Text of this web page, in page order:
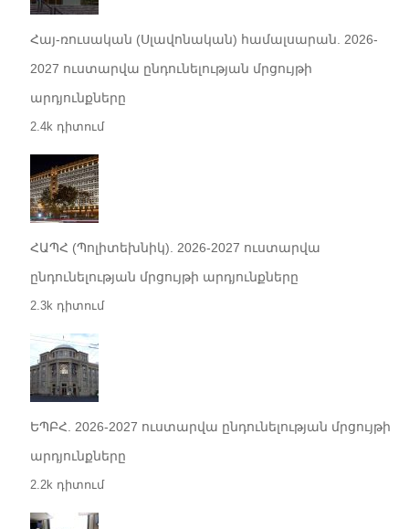
Հայ-ռուսական (Սլավոնական) համալսարան. 2026-
2027 ուստարվա ընդունելության մրցույթի
արդյունքները
2.4k դիտում
ՀԱՊՀ (Պոլիտեխնիկ). 2026-2027 ուստարվա
ընդունելության մրցույթի արդյունքները
2.3k դիտում
ԵՊԲՀ. 2026-2027 ուստարվա ընդունելության մրցույթի
արդյունքները
2.2k դիտում